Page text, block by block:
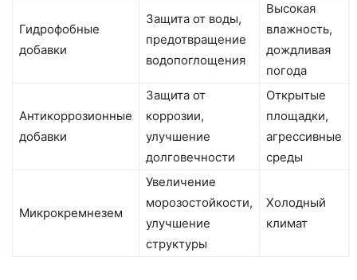
Гидрофобные
добавки
Защита от воды,
предотвращение
водопоглощения
Высокая
влажность,
дождливая
погода
Антикоррозионные
добавки
Защита от
коррозии,
улучшение
долговечности
Открытые
площадки,
агрессивные
среды
Микрокремнезем
Увеличение
морозостойкости,
улучшение
структуры
Холодный
климат